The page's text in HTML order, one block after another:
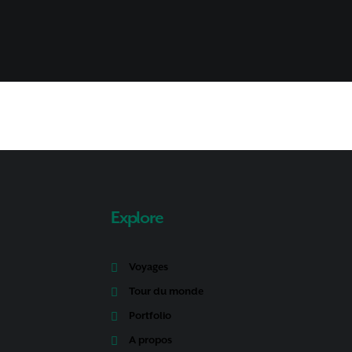
Explore
Voyages
Tour du monde
Portfolio
A propos